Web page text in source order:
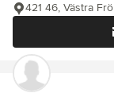
421 46, Västra